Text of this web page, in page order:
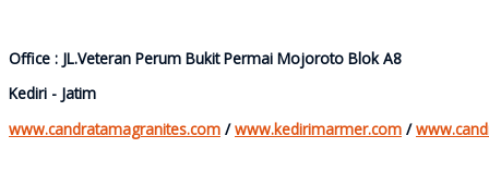
Office : JL.Veteran Perum Bukit Permai Mojoroto Blok A8
Kediri - Jatim
www.candratamagranites.com /www.kedirimarmer.com /